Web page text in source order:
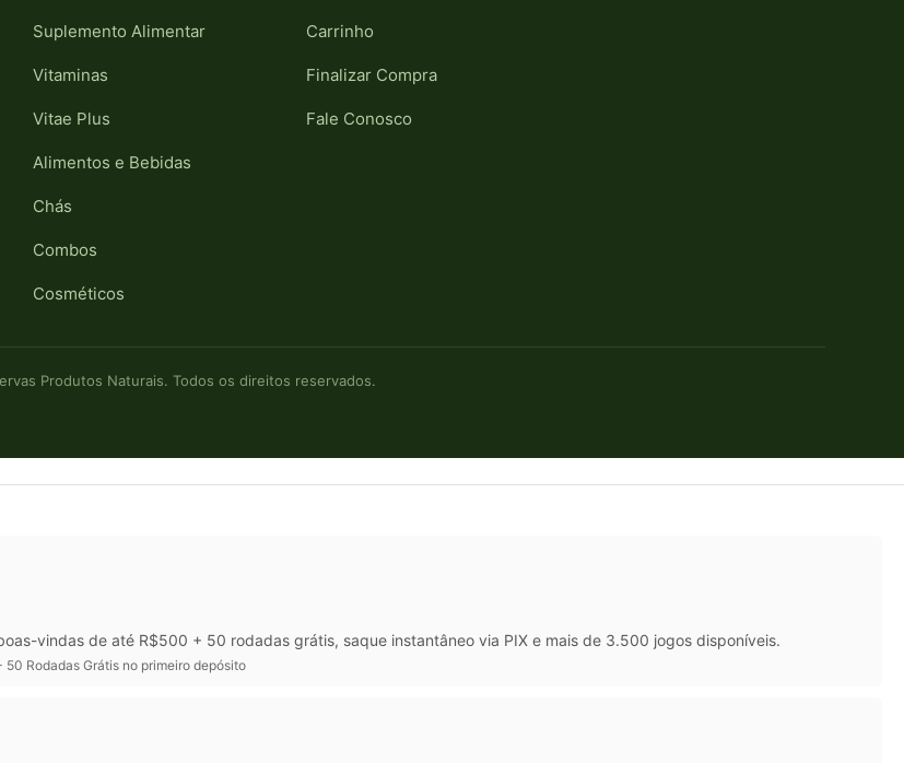
Suplemento Alimentar
Vitaminas
Vitae Plus
Alimentos e Bebidas
Chás
Combos
Cosméticos
Carrinho
Finalizar Compra
Fale Conosco
Produtos Naturais. Todos os direitos reservados.
vindas de até R$500 + 50 rodadas grátis, saque instantâneo via PIX e mais de 3.500 jogos disponíveis.
50 Rodadas Grátis no primeiro depósito